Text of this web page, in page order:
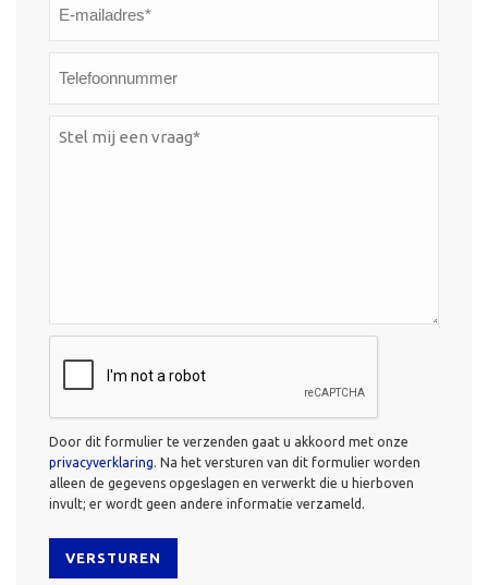
Stel
Door dit formulier te verzenden gaat u akkoord met onze
privacyverklaring. Na het versturen van dit formulier worden
alleen de gegevens opgeslagen en verwerkt die u hierboven
invult; er wordt geen andere informatie verzameld.